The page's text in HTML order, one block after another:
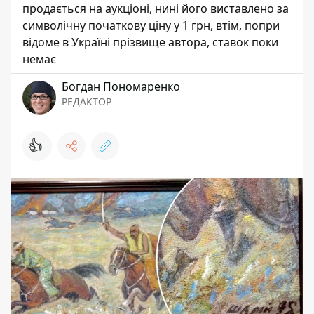
продається на аукціоні, нині його виставлено за
символічну початкову ціну у 1 грн, втім, попри
відоме в Україні прізвище автора, ставок поки
немає
Богдан Пономаренко
РЕДАКТОР
👍